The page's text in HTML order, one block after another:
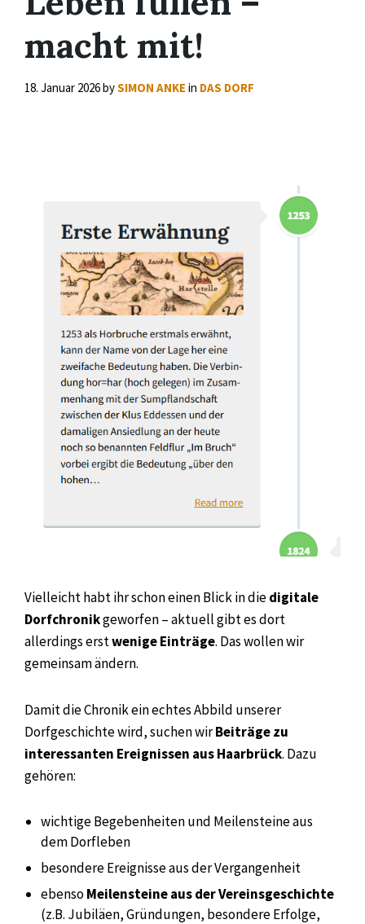
macht mit!
18. Januar 2026bySIMON ANKE in DAS DORF
Vielleicht habt ihr schon einen Blick in diedigitale
Dorfchronikgeworfen – aktuell gibt es dort
allerdings erstwenige Einträge. Das wollen wir
gemeinsam ändern.
Damit die Chronik ein echtes Abbild unserer
Dorfgeschichte wird, suchen wirBeiträge zu
interessanten Ereignissen aus Haarbrück. Dazu
gehören:
wichtige Begebenheiten und Meilensteine aus
dem Dorfleben
besondere Ereignisse aus der Vergangenheit
ebensoMeilensteine aus der Vereinsgeschichte
(z.B. Jubiläen, Gründungen, besondere Erfolge,